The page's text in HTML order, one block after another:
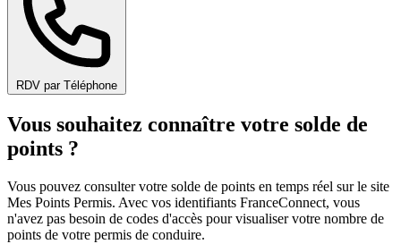
RDV par Téléphone
Vous souhaitez connaître votre solde de
points ?
Vous pouvez consulter votre solde de points en temps réel sur le site
Mes Points Permis. Avec vos identifiants FranceConnect, vous
n'avez pas besoin de codes d'accès pour visualiser votre nombre de
points de votre permis de conduire.